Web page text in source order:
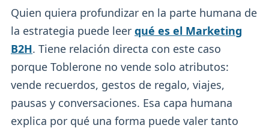
Quien quiera profundizar en la parte humana de
la estrategia puede leer qué es el Marketing
B2H. Tiene relación directa con este caso
porque Toblerone no vende solo atributos:
vende recuerdos, gestos de regalo, viajes,
pausas y conversaciones. Esa capa humana
explica por qué una forma puede valer tanto